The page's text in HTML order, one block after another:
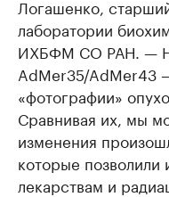
Логашенко,
лаборатории
ИХБФМ СО РАН. —
AdMer35/AdMer43
«фотографии»
Сравнивая их, мы
изменения
которые позволили
лекарствам и